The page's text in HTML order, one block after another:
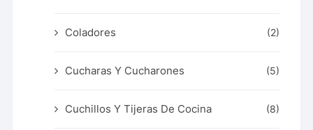
Coladores (2)
Cucharas Y Cucharones (5)
Cuchillos Y Tijeras De Cocina (8)